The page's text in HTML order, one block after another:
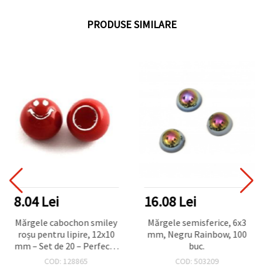
PRODUSE SIMILARE
8.04 Lei
Mărgele cabochon smiley
roșu pentru lipire, 12x10
mm – Set de 20 – Perfecte
pentru bijuterii vesele,
COD: 128865
16.08 Lei
Mărgele semisferice, 6x3
mm, Negru Rainbow, 100
buc.
COD: 503209